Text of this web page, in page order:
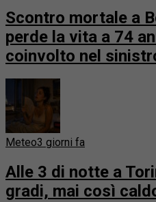
Scontro mortale a
perde la vita a 74
coinvolto nel
Meteo3 giorni fa
Alle 3 di notte a
gradi, mai così